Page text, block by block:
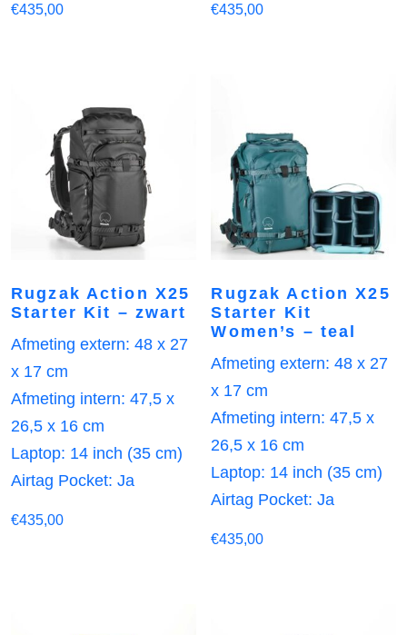
€435,00 €435,00
Rugzak Action X25
Starter Kit – zwart
Afmeting extern: 48 x 27
x 17 cm
Afmeting intern: 47,5 x
26,5 x 16 cm
Laptop: 14 inch (35 cm)
Airtag Pocket: Ja
€435,00
Rugzak Action X25
Starter Kit
Women’s – teal
Afmeting extern: 48 x 27
x 17 cm
Afmeting intern: 47,5 x
26,5 x 16 cm
Laptop: 14 inch (35 cm)
Airtag Pocket: Ja
€435,00